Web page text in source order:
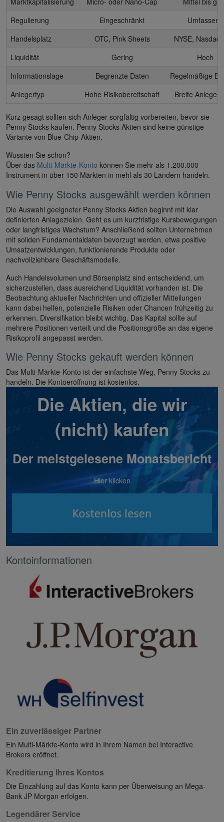
Regulierung
Eingeschränkt
Umfassend
Handelsplatz
OTC, Pink Sheets
NYSE, Nasdaq
Liquidität
Gering
Hoch
Informationslage
Begrenzte Daten
Regelmäßige
Anlegertyp
Hohe Risikobereitschaft Breite
Kurz gesagt sollten sich Anleger sorgfältig vorbereiten, bevor sie
Penny Stocks kaufen. Penny Stocks Aktien sind keine günstige
Variante von Blue-Chip-Aktien.
Wussten Sie schon?
Über das Multi-Märkte-Konto können Sie mehr als 1.200.000
Instrument in über 150 Märkten in mehl als 30 Ländern handeln.
Wie Penny Stocks ausgewählt werden können
Die Auswahl geeigneter Penny Stocks Aktien beginnt mit klar
definierten Anlagezielen. Geht es um kurzfristige Kursbewegungen
oder langfristiges Wachstum? Anschließend sollten Unternehmen
mit soliden Fundamentaldaten bevorzugt werden, etwa positive
Umsatzentwicklungen, funktionierende Produkte oder
nachvollziehbare Geschäftsmodelle.
Auch Handelsvolumen und Börsenplatz sind entscheidend, um
sicherzustellen, dass ausreichend Liquidität vorhanden ist. Die
Beobachtung aktueller Nachrichten und offizieller Mitteilungen
kann dabei helfen, potenzielle Risiken oder Chancen frühzeitig zu
erkennen. Diversifikation bleibt wichtig. Das Kapital sollte auf
mehrere Positionen verteilt und die Positionsgröße an das eigene
Risikoprofil angepasst werden.
Wie Penny Stocks gekauft werden können
Das Multi-Märkte-Konto ist der einfachste Weg, Penny Stocks zu
handeln. Die Kontoeröffnung ist kostenlos.
Die Aktien, die wir
(nicht) kaufen
Der meistgelesene Monatsbericht
Hier klicken
Kontoinformationen
Ein zuverlässiger Partner
Ein Multi-Märkte-Konto wird in Ihrem Namen bei Interactive
Brokers eröffnet.
Kreditierung Ihres Kontos
Die Einzahlung auf das Konto kann per Überweisung an Mega-
Bank JP Morgan erfolgen.
Legendärer Service